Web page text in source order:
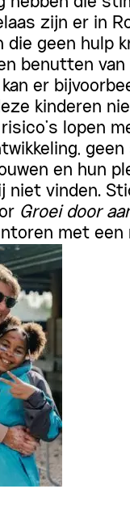
zijn er in
die geen hulp
benutten van
er
kinderen
risico’s lopen
geen
en hun
niet vinden.
Groei door
met een